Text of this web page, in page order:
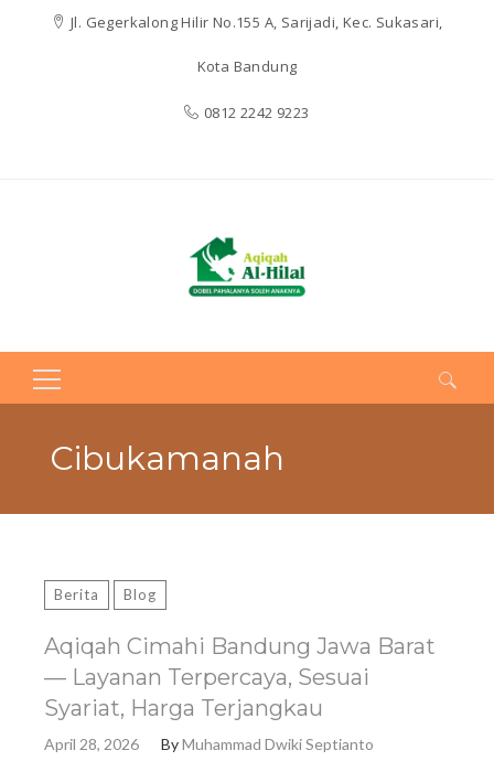
Jl. Gegerkalong Hilir No.155 A, Sarijadi, Kec. Sukasari,
Kota Bandung
0812 2242 9223
Search
Cibukamanah
Berita Blog
Aqiqah Cimahi Bandung Jawa Barat
— Layanan Terpercaya, Sesuai
Syariat, Harga Terjangkau
April 28, 2026 ByMuhammad Dwiki Septianto